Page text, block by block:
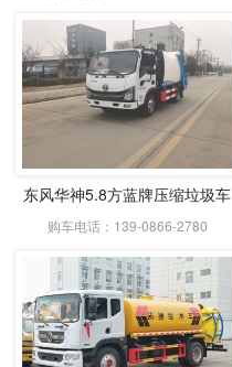
东风华神5.8方蓝牌压缩垃圾车
购车电话：139-0866-2780